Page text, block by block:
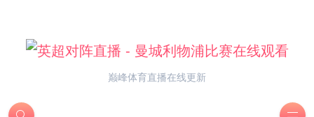
巅峰体育直播在线更新